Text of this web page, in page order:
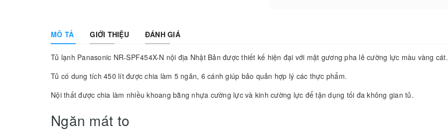
MÔ TẢ GIỚI THIỆU ĐÁNH GIÁ
Tủ lạnh Panasonic NR-SPF454X-N nội địa Nhật Bản được thiết kế hiện đại với mặt gương pha lê cường lực màu vàng cát.
Tủ có dung tích 450 lít được chia làm 5 ngăn, 6 cánh giúp bảo quản hợp lý các thực phẩm.
Nội thất được chia làm nhiều khoang bằng nhựa cường lực và kinh cường lực để tận dụng tối đa không gian tủ.
Ngăn mát to